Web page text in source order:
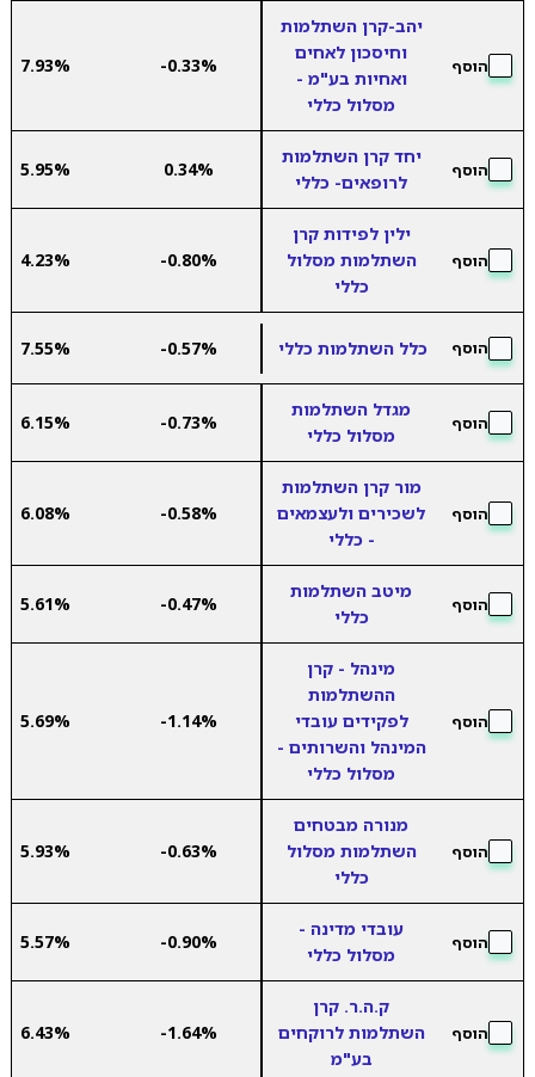
הוסף
יהב-קרן השתלמות
וחיסכון לאחים
ואחיות בע"מ -
מסלול כללי
-0.33%
7.93%
הוסף
יחד קרן השתלמות
לרופאים- כללי
0.34%
5.95%
הוסף
ילין לפידות קרן
השתלמות מסלול
כללי
-0.80%
4.23%
הוסף כלל השתלמות כללי -0.57%
7.55%
הוסף
מגדל השתלמות
מסלול כללי
-0.73%
6.15%
הוסף
מור קרן השתלמות
לשכירים ולעצמאים
- כללי
-0.58%
6.08%
הוסף
מיטב השתלמות
כללי
-0.47%
5.61%
הוסף
מינהל - קרן
ההשתלמות
לפקידים עובדי
המינהל והשרותים -
מסלול כללי
-1.14%
5.69%
הוסף
מנורה מבטחים
השתלמות מסלול
כללי
-0.63%
5.93%
הוסף
עובדי מדינה -
מסלול כללי
-0.90%
5.57%
הוסף
ק.ה.ר. קרן
השתלמות לרוקחים
בע"מ
-1.64%
6.43%